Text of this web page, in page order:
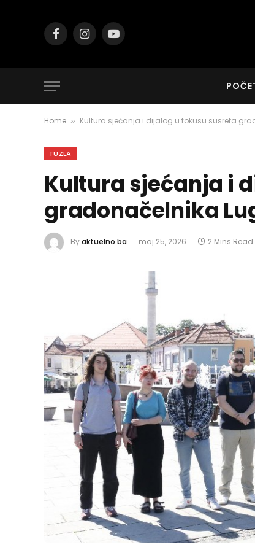
FacebookInstagramYouTube
Home » Kultura sjećanja i dijalog u fokusu susreta
TUZLA
Kultura sjećanja i
gradonačelnika
Byaktuelno.ba maj 25, 2026 2 Mins Read